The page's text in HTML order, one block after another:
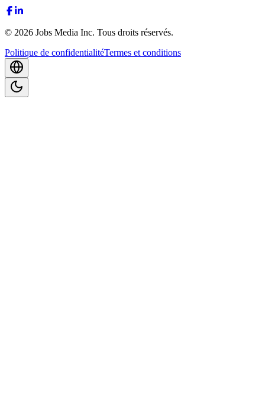
© 2026 Jobs Media Inc. Tous droits réservés.
Politique de confidentialitéTermes et conditions